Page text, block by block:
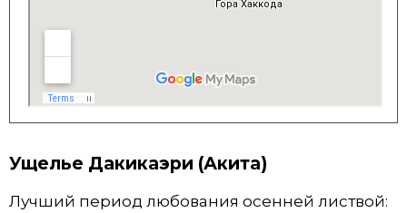
Ущелье Дакикаэри (Акита)
Лучший период любования осенней листвой: